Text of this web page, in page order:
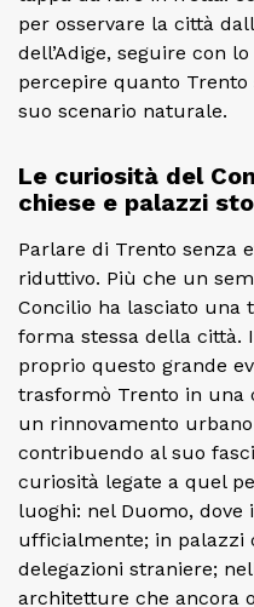
per osservare la città
dell’Adige, seguire con
percepire quanto
suo scenario naturale.
Le curiosità del
chiese e palazzi
Parlare di Trento senza
riduttivo. Più che un
Concilio ha lasciato una
forma stessa della città.
proprio questo grande
trasformò Trento in una
un rinnovamento
contribuendo al suo
curiosità legate a quel
luoghi: nel Duomo, dove
ufficialmente; in palazzi
delegazioni straniere;
architetture che ancora